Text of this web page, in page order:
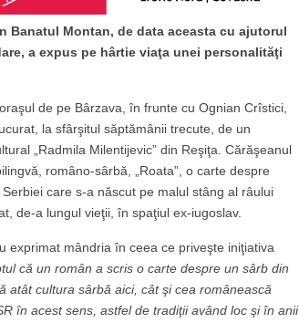
Banatul Montan, de data aceasta cu ajutorul
a expus pe hârtie viaţa unei personalităţi
de pe Bârzava, în frunte cu Ognian Crîstici,
la sfârşitul săptămânii trecute, de un
„Radmila Milentijevic” din Reşiţa. Cărăşeanul
româno-sârbă, „Roata”, o carte despre
care s-a născut pe malul stâng al râului
de-a lungul vieţii, în spaţiul ex-iugoslav.
exprimat mândria în ceea ce priveşte iniţiativa
că un român a scris o carte despre un sârb din
atât cultura sârbă aici, cât şi cea românească
în acest sens, astfel de tradiţii având loc şi în anii